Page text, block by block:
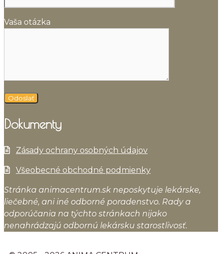
Vaša otázka
Dokumenty
Zásady ochrany osobných údajov
Všeobecné obchodné podmienky
Stránka animacentrum.sk neposkytuje lekárske,
liečebné, ani iné odborné poradenstvo. Rady a
odporúčania na týchto stránkach nijako
nenahrádzajú odbornú lekársku starostlivosť.